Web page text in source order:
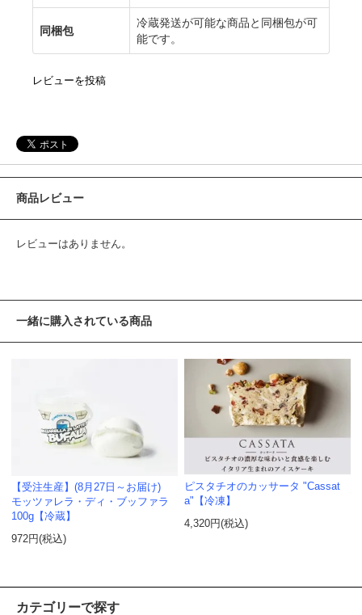
同梱包
冷蔵発送が可能な商品と同梱包が可
能です。
レビューを投稿
商品レビュー
レビューはありません。
一緒に購入されている商品
【受注生産】(8月27日～お届け)
モッツァレラ・ディ・ブッファラ
100g【冷蔵】
972円(税込)
ピスタチオのカッサータ "Cassat
a"【冷凍】
4,320円(税込)
カテゴリーで探す